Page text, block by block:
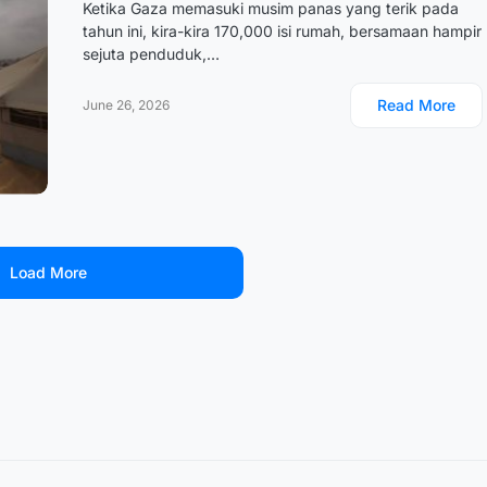
Ketika Gaza memasuki musim panas yang terik pada
tahun ini, kira-kira 170,000 isi rumah, bersamaan hampir
sejuta penduduk,…
June 26, 2026 Read More
Load More